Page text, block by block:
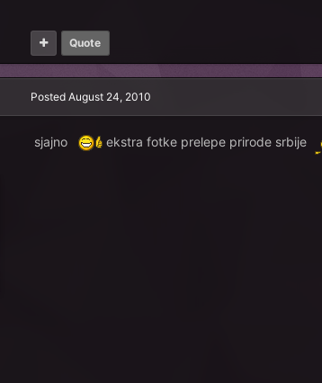
Quote
PostedAugust 24, 2010
sjajno ekstra fotke prelepe prirode srbije